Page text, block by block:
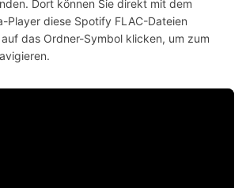
Dort können Sie direkt mit dem
Player diese Spotify FLAC-Dateien
das Ordner-Symbol klicken, um zum